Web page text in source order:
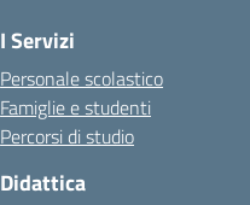
I Servizi
Personale scolastico
Famiglie e studenti
Percorsi di studio
Didattica